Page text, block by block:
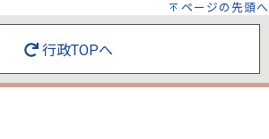
ページの先頭へ
行政TOPへ